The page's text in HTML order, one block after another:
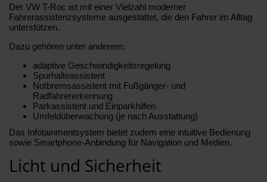
Der VW T-Roc ist mit einer Vielzahl moderner
Fahrerassistenzsysteme ausgestattet, die den Fahrer im Alltag
unterstützen.
Dazu gehören unter anderem:
adaptive Geschwindigkeitsregelung
Spurhalteassistent
Notbremsassistent mit Fußgänger- und
Radfahrererkennung
Parkassistent und Einparkhilfen
Umfeldüberwachung (je nach Ausstattung)
Das Infotainmentsystem bietet zudem eine intuitive Bedienung
sowie Smartphone-Anbindung für Navigation und Medien.
Licht und Sicherheit